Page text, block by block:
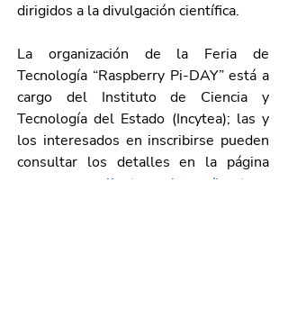
dirigidos a la divulgación científica.
La organización de la Feria de
Tecnología “Raspberry Pi-DAY” está a
cargo del Instituto de Ciencia y
Tecnología del Estado (Incytea); las y
los interesados en inscribirse pueden
www.aguascalientes.gob.mex/Incytea